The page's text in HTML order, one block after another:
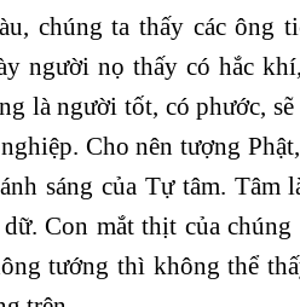
chúng ta thấy các ông
người nọ thấy có hắc
là người tốt, có phước,
Cho nên tượng
sáng của Tự tâm. Tâm
Con mắt thịt của
tướng thì không thể